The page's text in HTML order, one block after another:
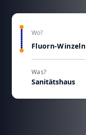
Wo?
Fluorn-Winzeln
Was?
Sanitätshaus